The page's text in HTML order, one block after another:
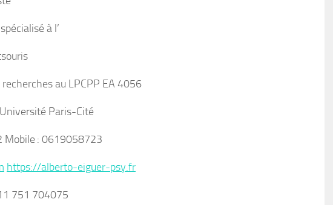
à l’
au LPCPP EA 4056
Paris-Cité
Mobile : 0619058723
https://alberto-eiguer-psy.fr
751 704075